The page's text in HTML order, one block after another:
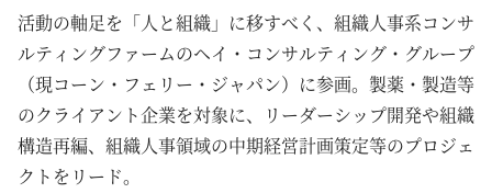
活動の軸足を「人と組織」に移すべく、組織人事系コンサ
ルティングファームのヘイ・コンサルティング・グループ
（現コーン・フェリー・ジャパン）に参画。製薬・製造等
のクライアント企業を対象に、リーダーシップ開発や組織
構造再編、組織人事領域の中期経営計画策定等のプロジェ
クトをリード。